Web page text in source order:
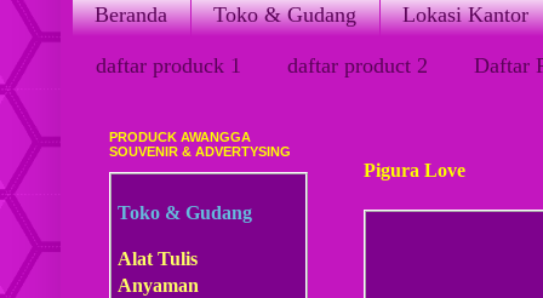
Beranda Toko & Gudang Lokasi Kantor
daftar produck 1 daftar product 2 Daftar
Pigura Love
PRODUCK AWANGGA
SOUVENIR & ADVERTYSING
Toko & Gudang
Alat Tulis
Anyaman